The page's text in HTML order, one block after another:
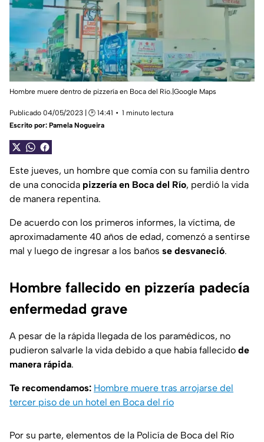
Hombre muere dentro de pizzería en Boca del Río.|Google Maps
Publicado 04/05/2023 | 🕑 14:41
1 minuto lectura
Escrito por: Pamela Nogueira
Este jueves, un hombre que comía con su familia dentro
de una conocida pizzería en Boca del Río, perdió la vida
de manera repentina.
De acuerdo con los primeros informes, la víctima, de
aproximadamente 40 años de edad, comenzó a sentirse
mal y luego de ingresar a los baños se desvaneció.
Hombre fallecido en pizzería padecía
enfermedad grave
A pesar de la rápida llegada de los paramédicos, no
pudieron salvarle la vida debido a que había fallecido de
manera rápida.
Te recomendamos: Hombre muere tras arrojarse del
tercer piso de un hotel en Boca del río
Por su parte, elementos de la Policía de Boca del Río